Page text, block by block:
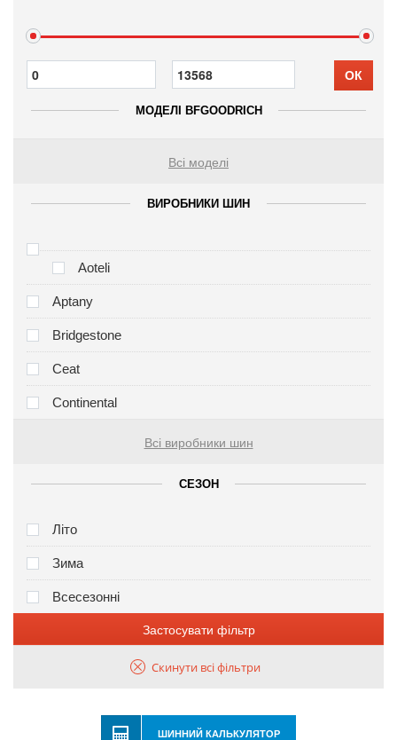
ОК
МОДЕЛІ BFGOODRICH
Всі моделі
ВИРОБНИКИ ШИН
Aoteli
Aptany
Bridgestone
Ceat
Continental
Всі виробники шин
СЕЗОН
Літо
Зима
Всесезонні
Застосувати фільтр
Скинути всі фільтри
ШИННИЙ КАЛЬКУЛЯТОР